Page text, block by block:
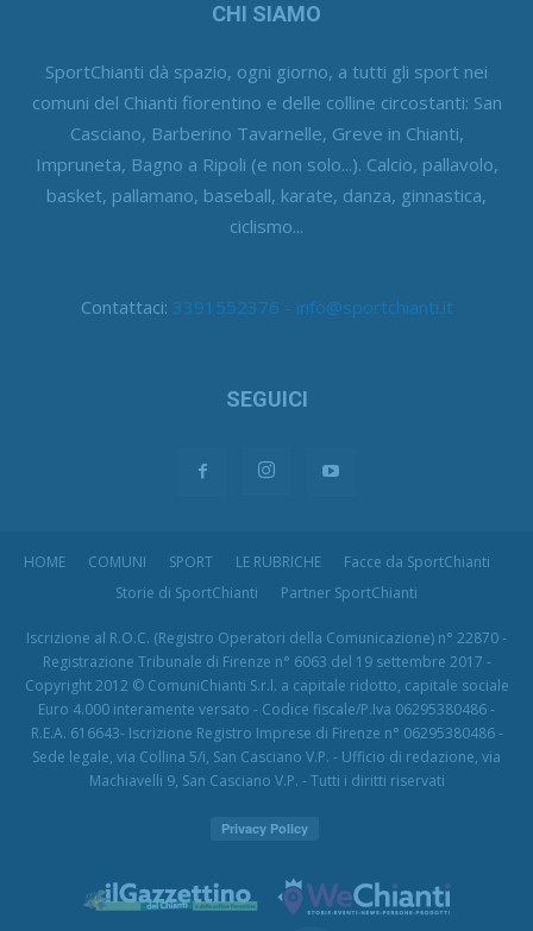
CHI SIAMO
SportChianti dà spazio, ogni giorno, a tutti gli sport nei
comuni del Chianti fiorentino e delle colline circostanti: San
Casciano, Barberino Tavarnelle, Greve in Chianti,
Impruneta, Bagno a Ripoli (e non solo...). Calcio, pallavolo,
basket, pallamano, baseball, karate, danza, ginnastica,
ciclismo...
Contattaci: 3391552376 - info@sportchianti.it
SEGUICI
HOME COMUNI SPORT LE RUBRICHE
Facce da SportChianti
Storie di SportChianti
Partner SportChianti
Iscrizione al R.O.C. (Registro Operatori della Comunicazione) n° 22870 -
Registrazione Tribunale di Firenze n° 6063 del 19 settembre 2017 -
Copyright 2012 © ComuniChianti S.r.l. a capitale ridotto, capitale sociale
Euro 4.000 interamente versato - Codice fiscale/P.Iva 06295380486 -
R.E.A. 616643- Iscrizione Registro Imprese di Firenze n° 06295380486 -
Sede legale, via Collina 5/i, San Casciano V.P. - Ufficio di redazione, via
Machiavelli 9, San Casciano V.P. - Tutti i diritti riservati